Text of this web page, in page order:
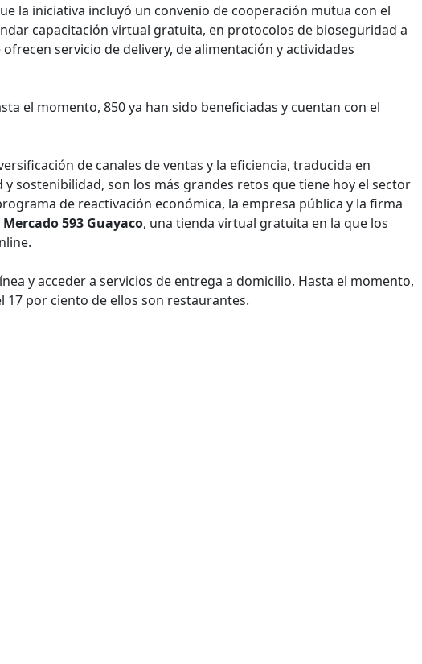
la iniciativa incluyó un convenio de cooperación mutua con el
capacitación virtual gratuita, en protocolos de bioseguridad a
servicio de delivery, de alimentación y actividades
el momento, 850 ya han sido beneficiadas y cuentan con el
de canales de ventas y la eficiencia, traducida en
sostenibilidad, son los más grandes retos que tiene hoy el sector
de reactivación económica, la empresa pública y la firma
593 Guayaco, una tienda virtual gratuita en la que los
y acceder a servicios de entrega a domicilio. Hasta el momento,
17 por ciento de ellos son restaurantes.